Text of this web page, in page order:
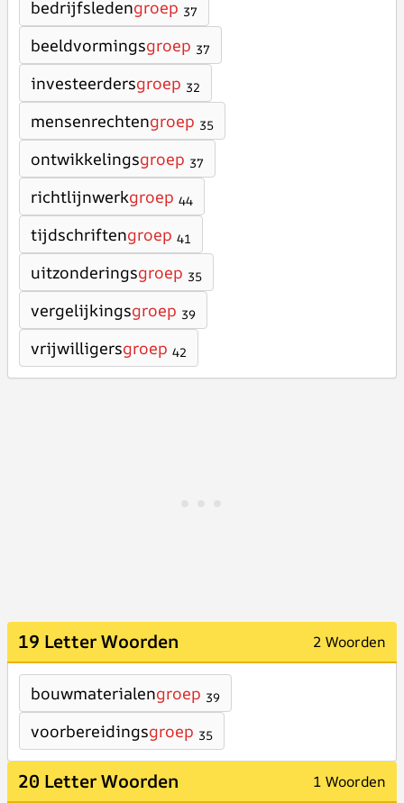
bedrijfsledengroep 37
beeldvormingsgroep 37
investeerdersgroep 32
mensenrechtengroep 35
ontwikkelingsgroep 37
richtlijnwerkgroep 44
tijdschriftengroep 41
uitzonderingsgroep 35
vergelijkingsgroep 39
vrijwilligersgroep 42
19 Letter Woorden 2 Woorden
bouwmaterialengroep 39
voorbereidingsgroep 35
20 Letter Woorden 1 Woorden